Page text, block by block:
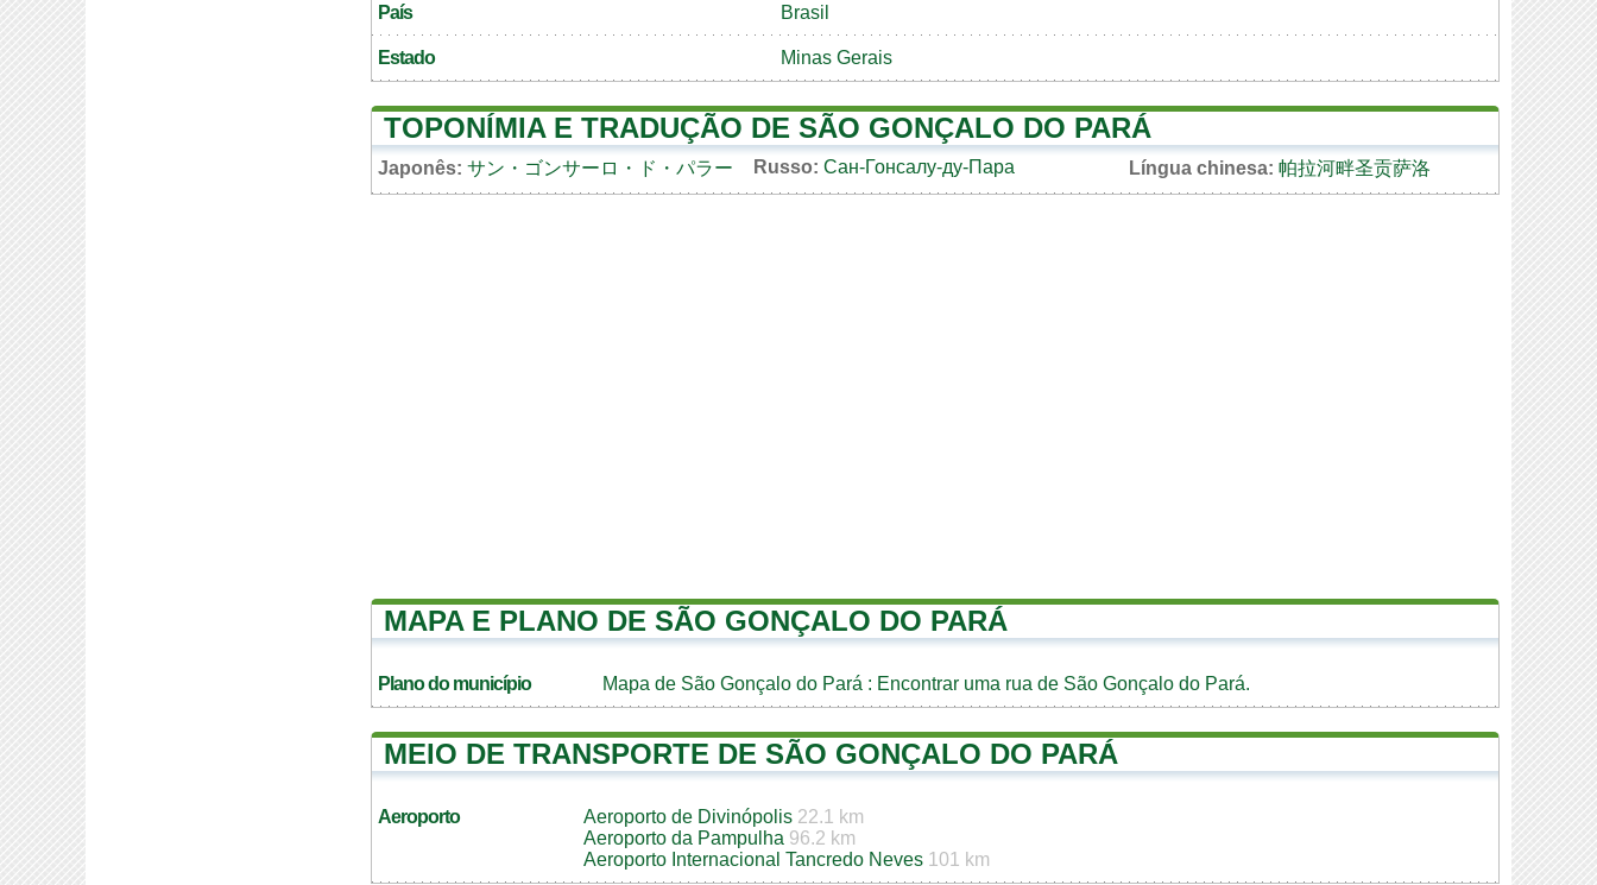
País Brasil
Estado Minas Gerais
TOPONÍMIA E TRADUÇÃO DE SÃO GONÇALO DO PARÁ
Japonês: サン・ゴンサーロ・ド・パラー Russo: Сан-Гонсалу-ду-Пара Língua chinesa: 帕拉河畔圣贡萨洛
MAPA E PLANO DE SÃO GONÇALO DO PARÁ
Plano do município Mapa de São Gonçalo do Pará : Encontrar uma rua de São Gonçalo do Pará.
MEIO DE TRANSPORTE DE SÃO GONÇALO DO PARÁ
Aeroporto Aeroporto de Divinópolis 22.1 km
Aeroporto da Pampulha 96.2 km
Aeroporto Internacional Tancredo Neves 101 km